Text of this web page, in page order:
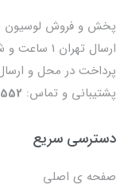
پخش و فروش لوسیون
ارسال تهران 1 ساعت و شهرستان 1 روز
پرداخت در محل و
پشتیبانی و تماس:
دسترسی سریع
صفحه ی اصلی